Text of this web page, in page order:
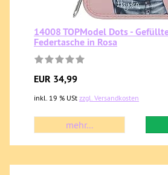
14008 TOPModel Dots -
Federtasche in Rosa
EUR 34,99
inkl. 19 % USt zzgl. Versandkosten
mehr...